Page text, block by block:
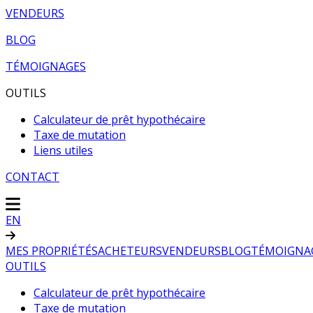
VENDEURS
BLOG
TÉMOIGNAGES
OUTILS
Calculateur de prêt hypothécaire
Taxe de mutation
Liens utiles
CONTACT
EN
MES PROPRIÉTÉSACHETEURSVENDEURSBLOG
OUTILS
Calculateur de prêt hypothécaire
Taxe de mutation